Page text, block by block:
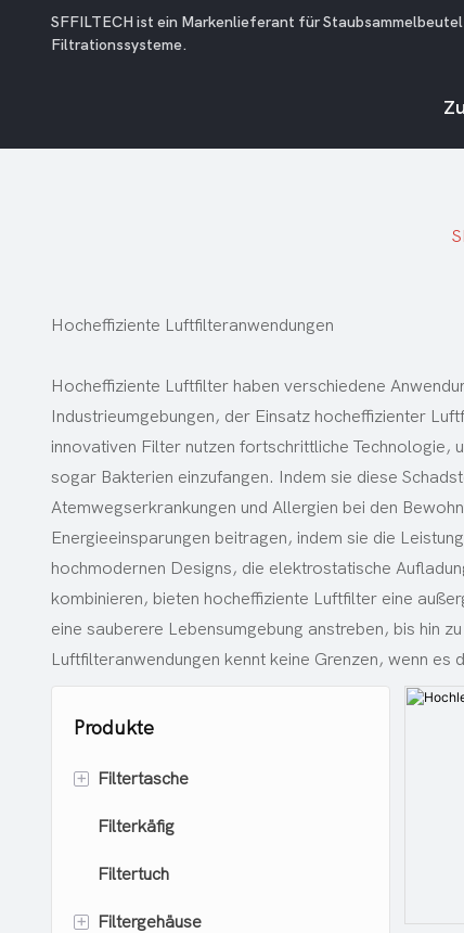
SFFILTECH ist ein Markenlieferant für
Filtrationssysteme.
Hocheffiziente Luftfilteranwendungen
Hocheffiziente Luftfilter haben verschiedene
Industrieumgebungen, der Einsatz hocheffizienter
innovativen Filter nutzen fortschrittliche Technologie,
sogar Bakterien einzufangen. Indem sie diese
Atemwegserkrankungen und Allergien bei den
Energieeinsparungen beitragen, indem sie die
hochmodernen Designs, die elektrostatische
kombinieren, bieten hocheffiziente Luftfilter eine
eine sauberere Lebensumgebung anstreben, bis hin
Luftfilteranwendungen kennt keine Grenzen, wenn
Produkte
+ Filtertasche
Staubsammler-Filterbeutel
Flüssigkeitsfilterbeutel
Filterkäfig
Filtertuch
+ Filtergehäuse